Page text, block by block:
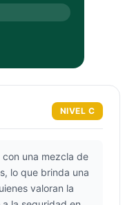
NIVEL C
una mezcla de
lo que brinda una
valoran la